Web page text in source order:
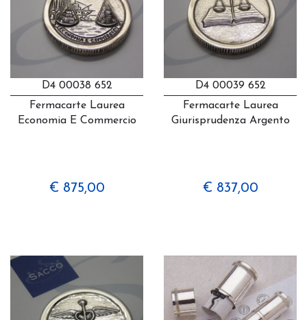
D4 00038 652
Fermacarte Laurea
Economia E Commercio
€ 875,00
D4 00039 652
Fermacarte Laurea
Giurisprudenza Argento
€ 837,00